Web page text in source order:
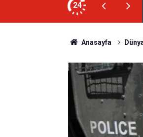
24
Anlaşması ve Said Nursi'nin sevinci
Anasayfa